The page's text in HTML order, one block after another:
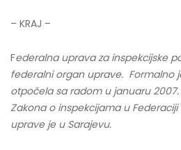
– KRAJ –
Federalna uprava za inspekcijske
federalni organ uprave. Formalno
otpočela sa radom u januaru
Zakona o inspekcijama u
uprave je u Sarajevu.